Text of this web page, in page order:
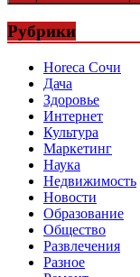
Рубрики
Horeca Сочи
Дача
Здоровье
Интернет
Культура
Маркетинг
Наука
Недвижимость
Новости
Образование
Общество
Развлечения
Разное